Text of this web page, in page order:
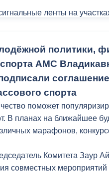
ленты на
ограничения
неудобствам.
политики,
АМС
спорта
поможет
В планах на ближайшее
марафонов,
Комитета Заур
совместных